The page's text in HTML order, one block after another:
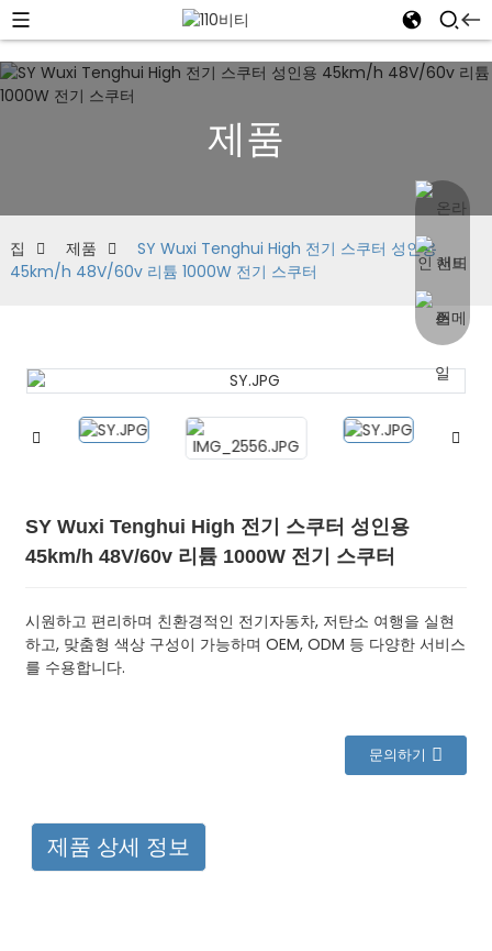
제품
집 제품
SY Wuxi Tenghui High 전기 스쿠터 성인용
45km/h 48V/60v 리튬 1000W 전기 스쿠터
SY Wuxi Tenghui High 전기 스쿠터 성인용
45km/h 48V/60v 리튬 1000W 전기 스쿠터
시원하고 편리하며 친환경적인 전기자동차, 저탄소 여행을 실현
하고, 맞춤형 색상 구성이 가능하며 OEM, ODM 등 다양한 서비스
를 수용합니다.
문의하기
제품 상세 정보